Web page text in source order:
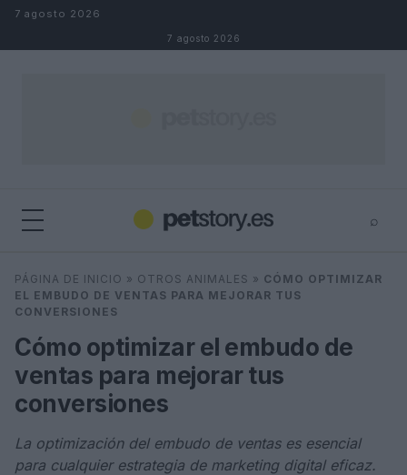
Saltar al contenido
7 agosto 2026
7 agosto 2026
⌕
Buscar ⌕ ×
PÁGINA DE INICIO » OTROS ANIMALES » CÓMO OPTIMIZAR
EL EMBUDO DE VENTAS PARA MEJORAR TUS
CONVERSIONES
Cómo optimizar el embudo de
ventas para mejorar tus
conversiones
La optimización del embudo de ventas es esencial
para cualquier estrategia de marketing digital eficaz.